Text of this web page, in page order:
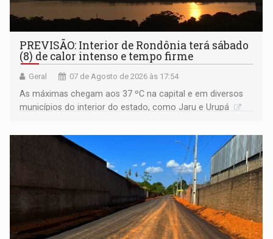
PREVISÃO: Interior de Rondônia terá sábado
(8) de calor intenso e tempo firme
Geral 07 de Agosto de 2026 às 17:54
As máximas chegam aos 37 ºC na capital e em diversos
municípios do interior do estado, como Jaru e Urupá